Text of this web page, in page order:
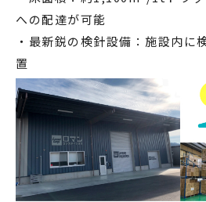
への配達が可能
・最新鋭の検針設備：施設内に
置